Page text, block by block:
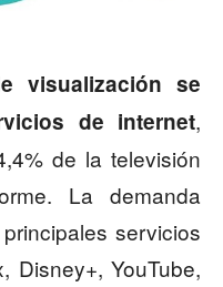
visualización se
de internet,
de la televisión
La demanda
servicios
Disney+, YouTube,